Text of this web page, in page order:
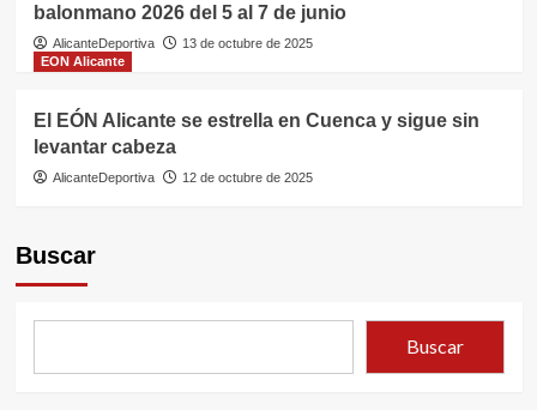
balonmano 2026 del 5 al 7 de junio
AlicanteDeportiva
13 de octubre de 2025
EON Alicante
El EÓN Alicante se estrella en Cuenca y sigue sin
levantar cabeza
AlicanteDeportiva 12 de octubre de 2025
Buscar
Buscar